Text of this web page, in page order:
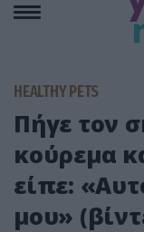
HEALTHY PETS
Πήγε τον
κούρεμα
είπε:
μου»